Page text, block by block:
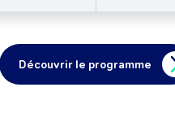
Découvrir le programme